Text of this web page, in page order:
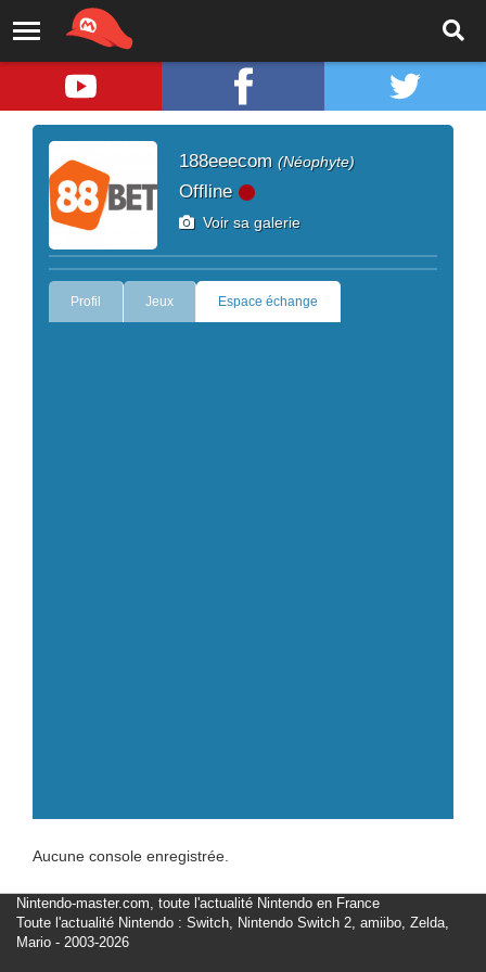
188eeecom (Néophyte)
Offline
Voir sa galerie
Profil Jeux Espace échange
Aucune console enregistrée.
Nintendo-master.com, toute l'actualité Nintendo en France
Toute l'actualité Nintendo : Switch, Nintendo Switch 2, amiibo, Zelda,
Mario - 2003-2026